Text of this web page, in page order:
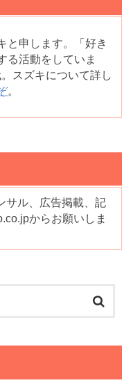
と申します。「好き
る活動をしていま
スズキについて詳し
。
サル、広告掲載、記
からお願いしま